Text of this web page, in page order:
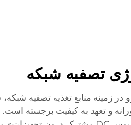
تصفیه شبکه
در زمینه منابع تغذیه تصفیه
و تعهد به کیفیت برجسته است.